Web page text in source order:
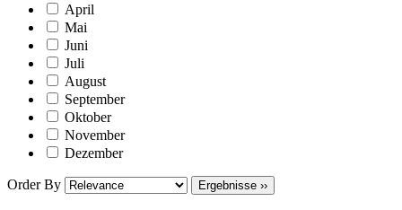
April
Mai
Juni
Juli
August
September
Oktober
November
Dezember
Order By Ergebnisse ››